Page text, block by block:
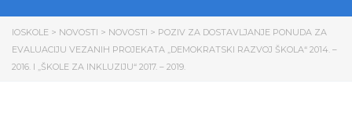
IOSKOLE > NOVOSTI > NOVOSTI > POZIV ZA DOSTAVLJANJE PONUDA ZA
EVALUACIJU VEZANIH PROJEKATA „DEMOKRATSKI RAZVOJ ŠKOLA“ 2014. –
2016. I „ŠKOLE ZA INKLUZIJU“ 2017. – 2019.